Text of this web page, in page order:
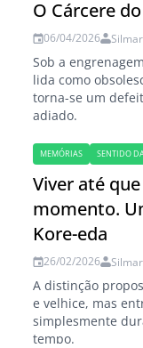
O Cárcere
06/04/2026
Sob a
lida como
torna-se um
adiado.
MEMÓRIAS SENTIDO
Viver até
momento.
Kore-eda
26/02/2026
A distinção
e velhice, mas
simplesmente
tempo.